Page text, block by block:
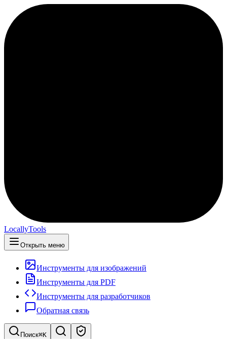
LocallyTools
Открыть меню
Инструменты для изображений
Инструменты для PDF
Инструменты для разработчиков
Обратная связь
Поиск⌘K